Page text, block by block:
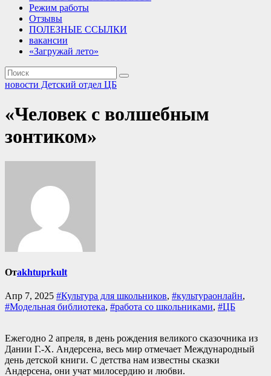
Режим работы
Отзывы
ПОЛЕЗНЫЕ ССЫЛКИ
вакансии
«Загружай лето»
новости Детский отдел ЦБ
«Человек с волшебным
зонтиком»
Отakhtuprkult
Апр 7, 2025 #Культура для школьников, #культураонлайн,
#Модельная библиотека, #работа со школьниками, #ЦБ
Ежегодно 2 апреля, в день рождения великого сказочника из
Дании Г.-Х. Андерсена, весь мир отмечает Международный
день детской книги. С детства нам известны сказки
Андерсена, они учат милосердию и любви.